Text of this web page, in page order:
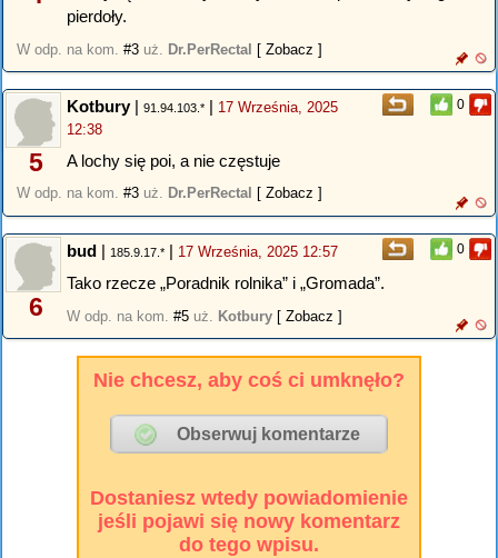
pierdoły.
W odp. na kom. #3 uż. Dr.PerRectal [ Zobacz ]
0
5
Kotbury| 91.94.103.* | 17 Września, 2025
12:38
A lochy się poi, a nie częstuje
W odp. na kom. #3 uż. Dr.PerRectal [ Zobacz ]
0
6
bud | 185.9.17.* | 17 Września, 2025 12:57
Tako rzecze „Poradnik rolnika” i „Gromada”.
W odp. na kom. #5 uż. Kotbury [ Zobacz ]
Nie chcesz, aby coś ci umknęło?
Dostaniesz wtedy powiadomienie
jeśli pojawi się nowy komentarz
do tego wpisu.